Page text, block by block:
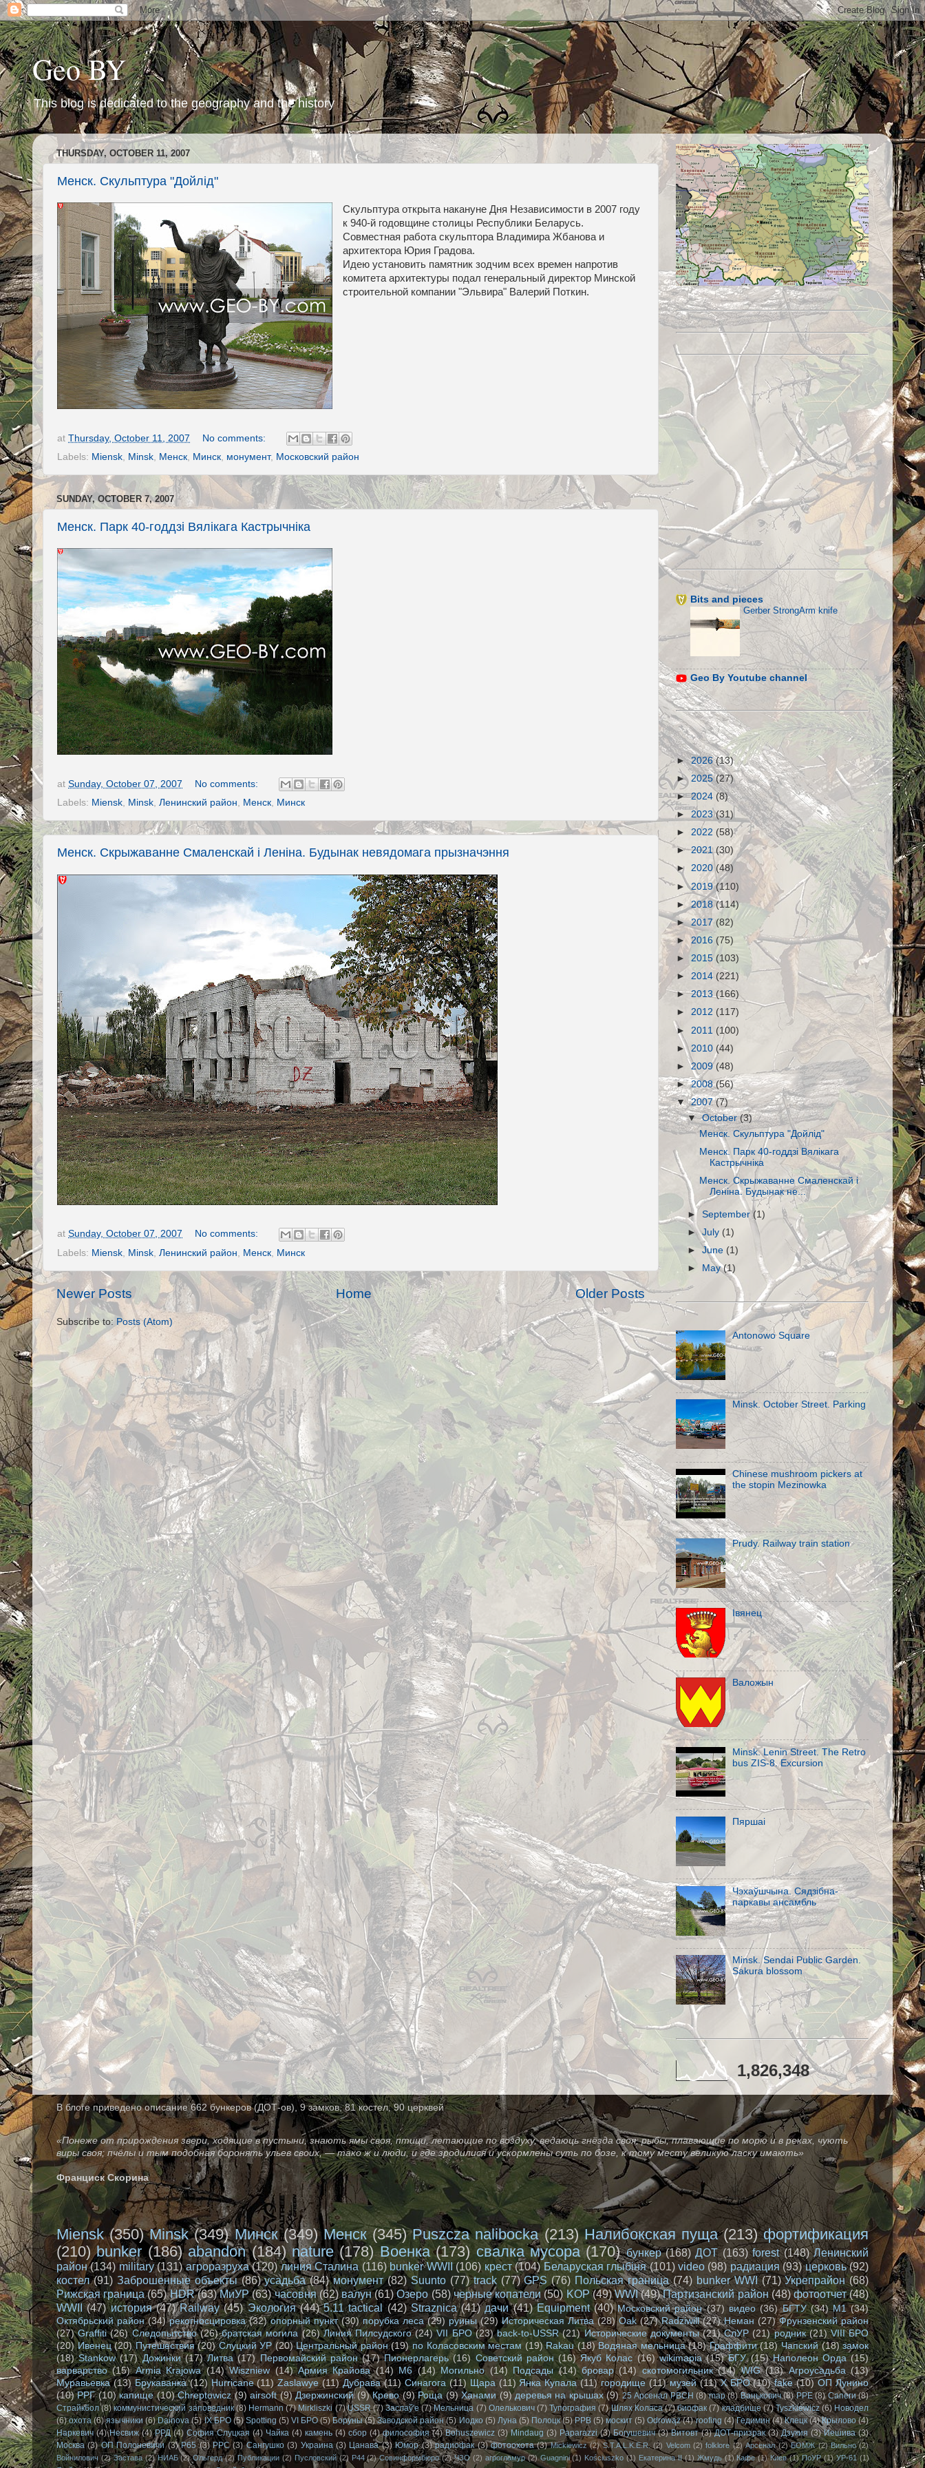
Geo BY
This blog is dedicated to the geography and the history
THURSDAY, OCTOBER 11, 2007
Менск. Скульптура "Дойлід"
Скульптура открыта накануне Дня Независимости в 2007 году
к 940-й годовщине столицы Республики Беларусь.
Совместная работа скульптора Владимира Жбанова и
архитектора Юрия Градова.
Идею установить памятник зодчим всех времен напротив
комитета архитектуры подал генеральный директор Минской
строительной компании "Эльвира" Валерий Поткин.
at Thursday, October 11, 2007
No comments:
Labels: Miensk, Minsk, Менск, Минск, монумент, Московский район
SUNDAY, OCTOBER 7, 2007
Менск. Парк 40-годдзі Вялікага Кастрычніка
at Sunday, October 07, 2007
No comments:
Labels: Miensk, Minsk, Ленинский район, Менск, Минск
Менск. Скрыжаванне Смаленскай і Леніна. Будынак невядомага прызначэння
at Sunday, October 07, 2007
No comments:
Labels: Miensk, Minsk, Ленинский район, Менск, Минск
Newer Posts Older Posts
Home
Subscribe to: Posts (Atom)
Bits and pieces
Gerber StrongArm knife
Geo By Youtube channel
►2026(13)
► 2025(27)
►2024 (8)
► 2023(31)
► 2022 (58)
►2021(30)
► 2020(48)
►2019(110)
►2018(114)
►2017(82)
► 2016 (75)
► 2015(103)
► 2014(221)
►2013(166)
► 2012 (117)
► 2011 (100)
► 2010 (44)
►2009 (48)
►2008(56)
▼2007(7)
▼October(3)
Менск. Скульптура "Дойлід"
Менск. Парк 40-годдзі Вялікага
Кастрычніка
Менск. Скрыжаванне Смаленскай і
Леніна. Будынак не...
►September (1)
►July (1)
►June (1)
►
May(1)
Antonowo Square
Minsk. October Street. Parking
Chinese mushroom pickers at
the stopin Mezinowka
Prudy. Railway train station
Івянец
Валожын
Minsk. Lenin Street. The Retro
bus ZIS-8. Excursion
Пяршаi
Чэхаўшчына. Сядзібна-
паркавы ансамбль
Minsk. Sendai Public Garden.
Sakura blossom
1,826,348
В блоге приведено описание 662 бункеров (ДОТ-ов), 9 замков, 81 костел, 90 церквей
«Понеже от прирождения звери, ходящие в пустыни, знають ямы своя, птици, летающие по воздуху, ведаюць гнёзда своя; рыбы, плавающие по морю и в реках, чують
виры своя; пчёлы и тым подобная боронять ульев своих, — тако ж и люди, и где зродилися и ускормлены суть по бозе, к тому месту великую ласку имають»
Франциск Скорина
Miensk (350) Minsk (349) Минск (349) Менск (345) Puszcza nalibocka (213) Налибокская пуща (213) фортификация
(210) bunker (186) abandon (184) nature (178) Военка (173) свалка мусора (170) бункер (168) ДОТ (163) forest (148) Ленинский
район (134) military (131) агроразруха (120) линия Сталина (116) bunker WWII (106) крест (104) Беларуская глыбіня (101) video (98) радиация (93) церковь (92)
костел (91) Заброшенные объекты (86) усадьба (84) монумент (82) Suunto (77) track (77) GPS (76) Польская граница (74) bunker WWI (71) Укрепрайон (68)
Рижская граница (65) HDR (63) МиУР (63) часовня (62) валун (61) Озеро (58) черные копатели (50) KOP (49) WWI (49) Партизанский район (48) фотоотчет (48)
WWII (47) история (47) Railway (45) Экология (44) 5.11 tactical (42) Straznica (41) дачи (41) Equipment (40) Московский район (37) видео (36) БГТУ (34) М1 (34)
Октябрьский район (34) рекогносцировка (32) опорный пункт (30) порубка леса (29) руины (29) Историческая Литва (28) Oak (27) Radziwill (27) Неман (27) Фрунзенский район
(27) Graffiti (26) Следопытство (26) братская могила (26) Линия Пилсудского (24) VII БРО (23) back-to-USSR (21) Исторические документы (21) СлУР (21) родник (21) VIII БРО
(20) Ивенец (20) Путешествия (20) Слуцкий УР (20) Центральный район (19) по Коласовским местам (19) Rakau (18) Водяная мельница (18) Граффити (18) Чапский (18) замок
(18) Stankow (17) Дожинки (17) Литва (17) Первомайский район (17) Пионерлагерь (16) Советский район (16) Якуб Колас (16) wikimapia (15) БГУ (15) Наполеон Орда (15)
варварство (15) Armia Krajowa (14) Wiszniew (14) Армия Крайова (14) М6 (14) Могильно (14) Подсады (14) бровар (14) скотомогильник (14) WIG (13) Агроусадьба (13)
Муравьевка (13) Брукаванка (12) Hurricane (11) Zaslawye (11) Дубрава (11) Синагога (11) Щара (11) Янка Купала (11) городище (11) музей (11) X БРО (10) fake (10) ОП Лунино
(10) РРГ (10) капище (10) Chreptowicz (9) airsoft (9) Дзержинский (9) Крево (9) Роща (9) Ханами (9) деревья на крышах (9) 25 Арсенал РВСН (8) map (8) Ванькович (8) РРЕ (8) Сапеги (8)
Страйкбол (8) коммунистический заповедник (8) Hermann (7) Mirkliszki (7) USSR (7) Заслаў'e (7) Мельница (7) Олелькович (7) Тупография (7) Шлях Коласа (7) биофак (7) кладбище (7) Tyszkiewicz (6) Новодел
(6) охота (6) язычники (6) Dainova (5) IX БРО (5) Spotting (5) VI БРО (5) Боруны (5) Заводской район (5) Иодко (5) Луна (5) Полоцк (5) РРВ (5) москит (5) Odrowąż (4) roofing (4) Гедимин (4) Клецк (4) Крылово (4)
Наркевич (4) Несвиж (4) РРД (4) София Слуцкая (4) Чайка (4) камень (4) сбор (4) философия (4) Bohuszewicz (3) Mindaug (3) Paparazzi (3) Богушевич (3) Витовт (3) ДОТ-призрак (3) Дзукия (3) Иешива (3)
Москва (3) ОП Полоневичи (3) Р65 (3) РРС (3) Сангушко (3) Украина (3) Цанава (3) Юмор (3) радиофак (3) фотоохота (3) Mickiewicz (2) S.T.A.L.K.E.R. (2) Velcom (2) folklore (2) Арсенал (2) БОМЖ (2) Вильно (2)
Войнилович (2) Застава (2) НИАБ (2) Ольгерд (2) Публикации (2) Пусловский (2) Р44 (2) Совинформбюро (2) ЧЗО (2) агрогламур (2) Guagnini (1) Kościuszko (1) Екатерина II (1) Жмудь (1) Кафе (1) Киев (1) ПоУР (1) УР-61 (1)